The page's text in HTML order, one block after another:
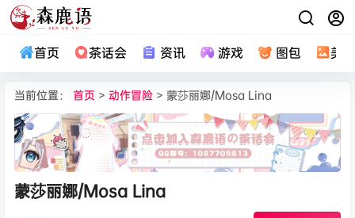
首页 茶话会 资讯 游戏 图包 美
当前位置： 首页 > 动作冒险 > 蒙莎丽娜/Mosa Lina
蒙莎丽娜/Mosa Lina